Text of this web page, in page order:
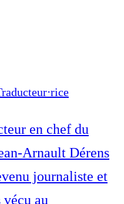
en chef du
Arnault Dérens
journaliste et
au